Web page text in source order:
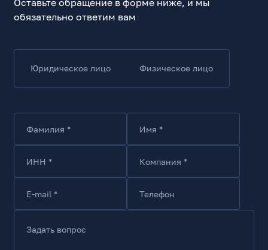
Прочие характеристики
Основные цвета
Особенности
Площадь поперечного сечения кабеля 70-95 кв.мм
Комплект поставки
Оставьте обращение в форме ниже, и мы
обязательно ответим вам
Юридическое лицо Физическое лицо
Фамилия * Имя *
ИНН * Компания *
E-mail * Телефон
Задать вопрос